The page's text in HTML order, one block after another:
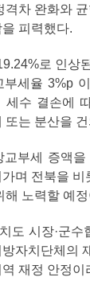
격차 완화와
피력했다.
로 인상
세율 3%p
세수 결손에
또는 분산을
부세 증액
며 전북을
해 노력할 예
도 시장·군수
자치단체의
재정 안정